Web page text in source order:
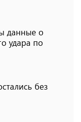
данные о
удара по
без